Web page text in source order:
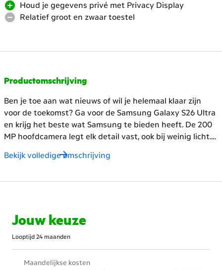
Jouw keuze
Looptijd 24 maanden
Maandelijkse kosten
de
headings
Houd je gegevens privé met Privacy Display
Relatief groot en zwaar toestel
Productomschrijving
Ben je toe aan wat nieuws of wil je helemaal klaar zijn
voor de toekomst? Ga voor de Samsung Galaxy S26 Ultra
en krijg het beste wat Samsung te bieden heeft. De 200
MP hoofdcamera legt elk detail vast, ook bij weinig licht.
Met 2 telelenzen zoom je tot wel 100x scherp in. Het
grote 6,9‑inch AMOLED‑beeldscherm is helder, vloeiend
motorkap zit de nieuwe Snapdragon 8 Elite Gen 5‑chip.
ultrasnel op (tot 60 W) met de juiste oplader.
Bekijk volledige omschrijving